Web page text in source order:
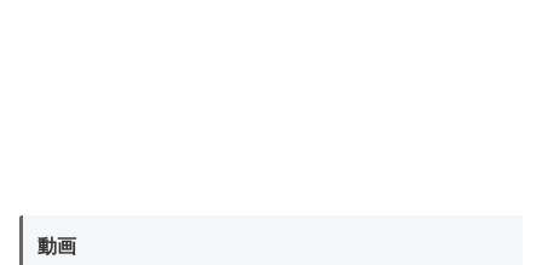
動画